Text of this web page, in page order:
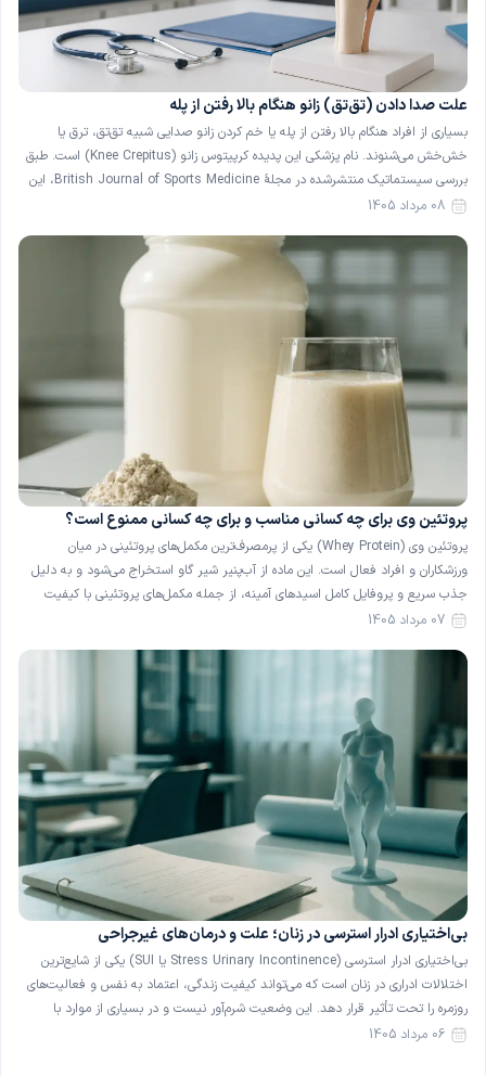
علت صدا دادن (تق‌تق) زانو هنگام بالا رفتن از پله
بسیاری از افراد هنگام بالا رفتن از پله یا خم کردن زانو صدایی شبیه تق‌تق، ترق یا
خش‌خش می‌شنوند. نام پزشکی این پدیده کرپیتوس زانو (Knee Crepitus) است. طبق
بررسی سیستماتیک منتشرشده در مجلهٔ British Journal of Sports Medicine، این
صدا در حدود ۳۶ درصد از افراد کاملاً سالم و بدون درد نیز دیده می‌شود […]
08 مرداد 1405
پروتئین وی برای چه کسانی مناسب و برای چه کسانی ممنوع است؟
پروتئین وی (Whey Protein) یکی از پرمصرف‌ترین مکمل‌های پروتئینی در میان
ورزشکاران و افراد فعال است. این ماده از آب‌پنیر شیر گاو استخراج می‌شود و به دلیل
جذب سریع و پروفایل کامل اسیدهای آمینه، از جمله مکمل‌های پروتئینی با کیفیت
شناخته می‌شود. با این حال، پروتئین وی برای همهٔ افراد گزینهٔ بی‌خطری نیست و در
07 مرداد 1405
بی‌اختیاری ادرار استرسی در زنان؛ علت و درمان‌های غیرجراحی
بی‌اختیاری ادرار استرسی (Stress Urinary Incontinence یا SUI) یکی از شایع‌ترین
اختلالات ادراری در زنان است که می‌تواند کیفیت زندگی، اعتماد به نفس و فعالیت‌های
روزمره را تحت تأثیر قرار دهد. این وضعیت شرم‌آور نیست و در بسیاری از موارد با
روش‌های ساده و غیرجراحی قابل بهبود است. در این مقاله با تعریف، علل و […]
06 مرداد 1405